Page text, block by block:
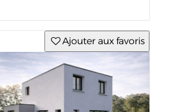
Ajouter aux favoris